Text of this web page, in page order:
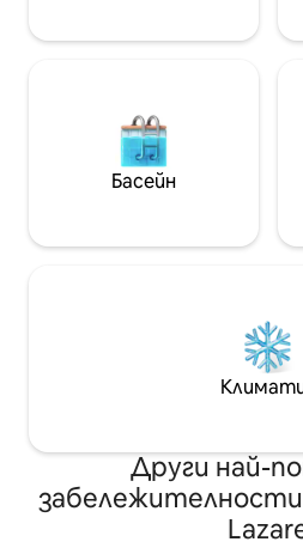
Басейн
Други най-
забележителности